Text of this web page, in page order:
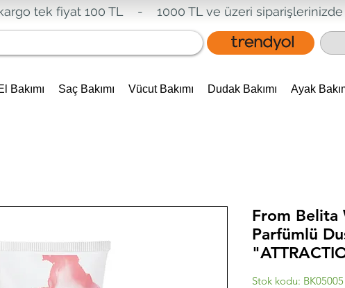
tek fiyat 100 TL - 1000 TL ve üzeri siparişlerinizde
Bakımı Saç Bakımı Vücut Bakımı Dudak Bakımı Ayak
From Belita
Parfümlü
Stok kodu: BK05005